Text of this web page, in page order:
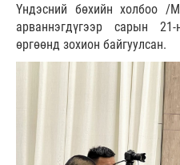
Үндэсний бөхийн холбоо /
арваннэгдүгээр сарын
өргөөнд зохион байгуулсан.